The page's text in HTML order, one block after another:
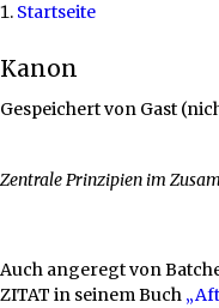
Startseite
Kanon
Gespeichert von Gast
Zentrale Prinzipien im
Auch angeregt von
ZITAT in seinem Buch